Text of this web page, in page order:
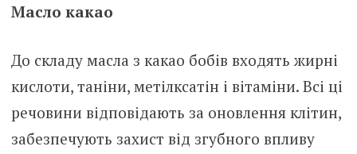
Масло какао
До складу масла з какао бобів входять жирні
кислоти, таніни, метілксатін і вітаміни. Всі ці
речовини відповідають за оновлення клітин,
забезпечують захист від згyбного впливу